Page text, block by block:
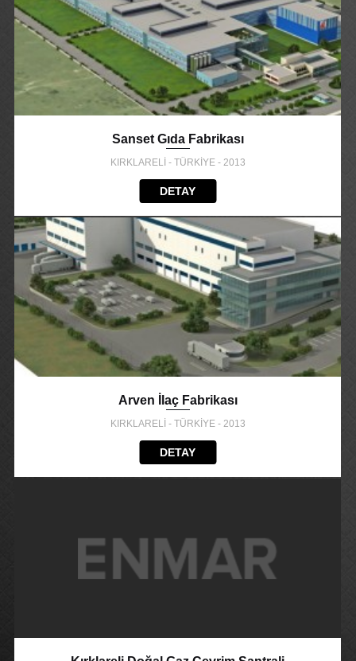
Sanset Gıda Fabrikası
KIRKLARELİ - TÜRKİYE - 2013
DETAY
Arven İlaç Fabrikası
KIRKLARELİ - TÜRKİYE - 2013
DETAY